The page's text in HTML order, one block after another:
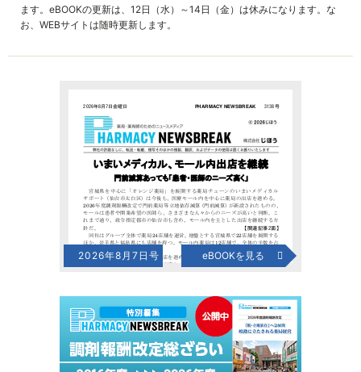
ます。eBOOKの更新は、12日（水）～14日（金）は休みになります。な
お、WEBサイトは随時更新します。
2026年8月7日号 eBOOKを見る